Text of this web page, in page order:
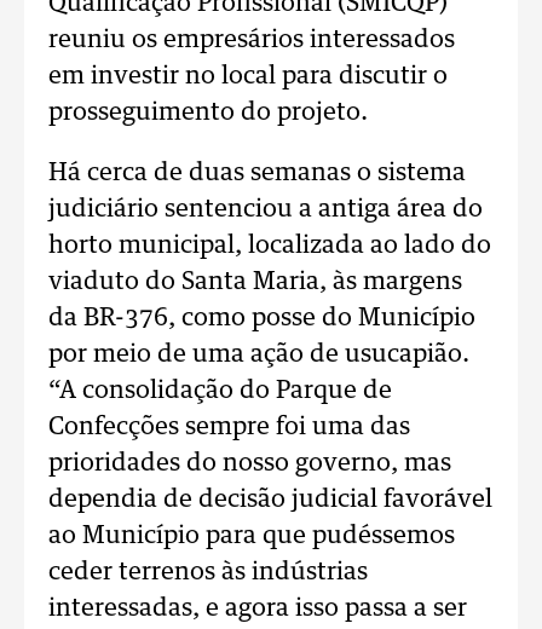
reuniu os empresários interessados
em investir no local para discutir o
prosseguimento do projeto.
Há cerca de duas semanas o sistema
judiciário sentenciou a antiga área do
horto municipal, localizada ao lado do
viaduto do Santa Maria, às margens
da BR-376, como posse do Município
por meio de uma ação de usucapião.
“A consolidação do Parque de
Confecções sempre foi uma das
prioridades do nosso governo, mas
dependia de decisão judicial favorável
ao Município para que pudéssemos
ceder terrenos às indústrias
interessadas, e agora isso passa a ser